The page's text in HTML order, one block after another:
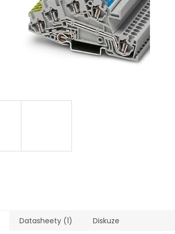
Datasheety (1) Diskuze